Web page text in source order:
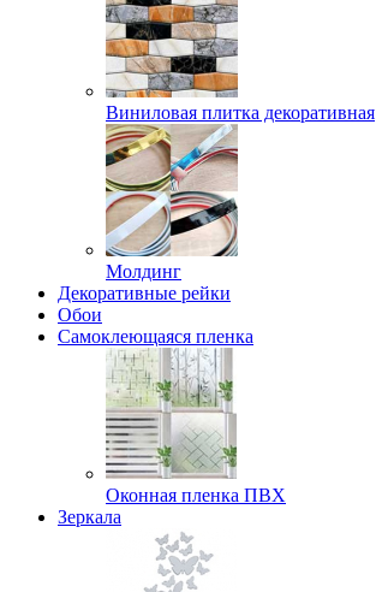
Виниловая плитка декоративная
Молдинг
Декоративные рейки
Обои
Самоклеющаяся пленка
Оконная пленка ПВХ
Зеркала